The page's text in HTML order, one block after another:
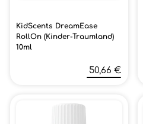
KidScents DreamEase
RollOn (Kinder-Traumland)
10ml
50,66 €